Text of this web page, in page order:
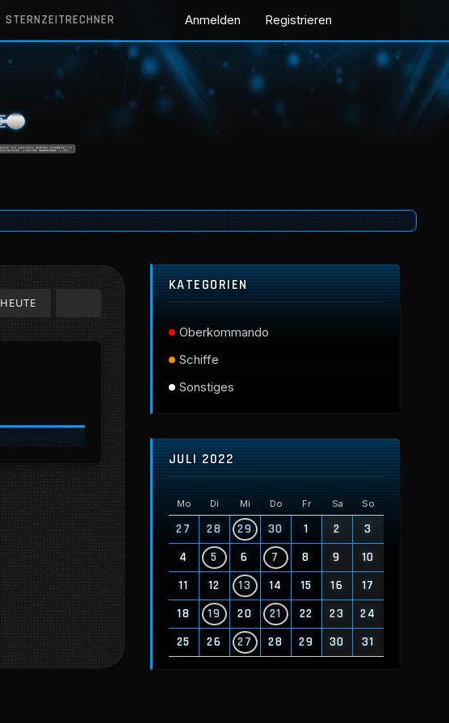
STERNZEITRECHNER Anmelden Registrieren
HEUTE
KATEGORIEN
Oberkommando
Schiffe
Sonstiges
JULI 2022
Mo Di Mi Do Fr Sa So
27 28 29 30 1 2
3
4
5 6 7 8 9
10
11
12 13 14 15 16
17
18
19 20 21 22 23
24
25
26 27 28 29 30 31